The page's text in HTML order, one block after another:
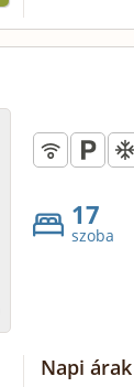
17
szoba
Napi árak